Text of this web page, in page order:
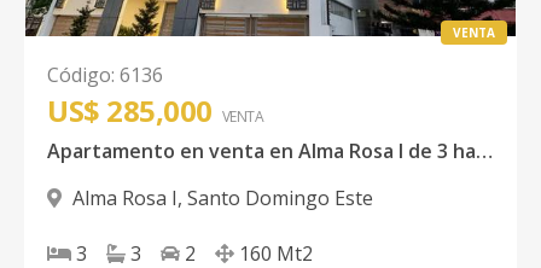
VENTA
Código: 6136
US$ 285,000 VENTA
Apartamento en venta en Alma Rosa I de 3 habitaciones
Alma Rosa I, Santo Domingo Este
3 3 2 160 Mt2